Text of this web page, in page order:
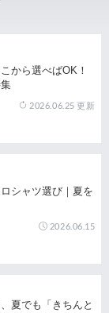
から選べばOK！
2026.06.25 更新
シャツ選び｜夏を
2026.06.15
夏でも「きちんと